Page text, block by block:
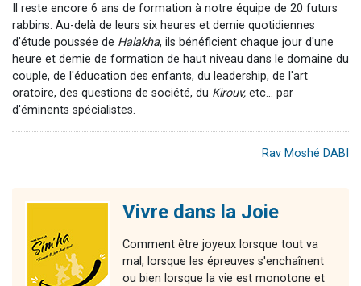
Il reste encore 6 ans de formation à notre équipe de 20 futurs
rabbins. Au-delà de leurs six heures et demie quotidiennes
d'étude poussée de Halakha, ils bénéficient chaque jour d'une
heure et demie de formation de haut niveau dans le domaine du
couple, de l'éducation des enfants, du leadership, de l'art
oratoire, des questions de société, du Kirouv, etc... par
d'éminents spécialistes.
Rav Moshé DABI
Vivre dans la Joie
Comment être joyeux lorsque tout va
mal, lorsque les épreuves s'enchaînent
ou bien lorsque la vie est monotone et